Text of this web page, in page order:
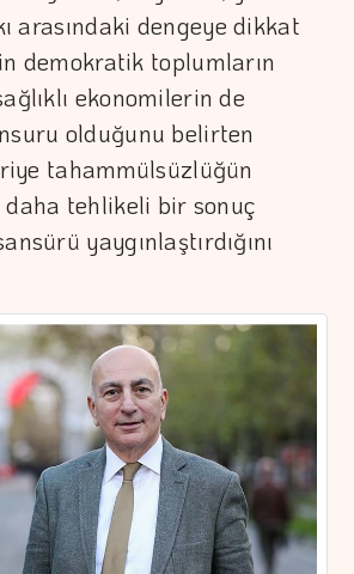
arasındaki dengeye dikkat
demokratik toplumların
ekonomilerin de
olduğunu belirten
tahammülsüzlüğün
tehlikeli bir sonuç
yaygınlaştırdığını